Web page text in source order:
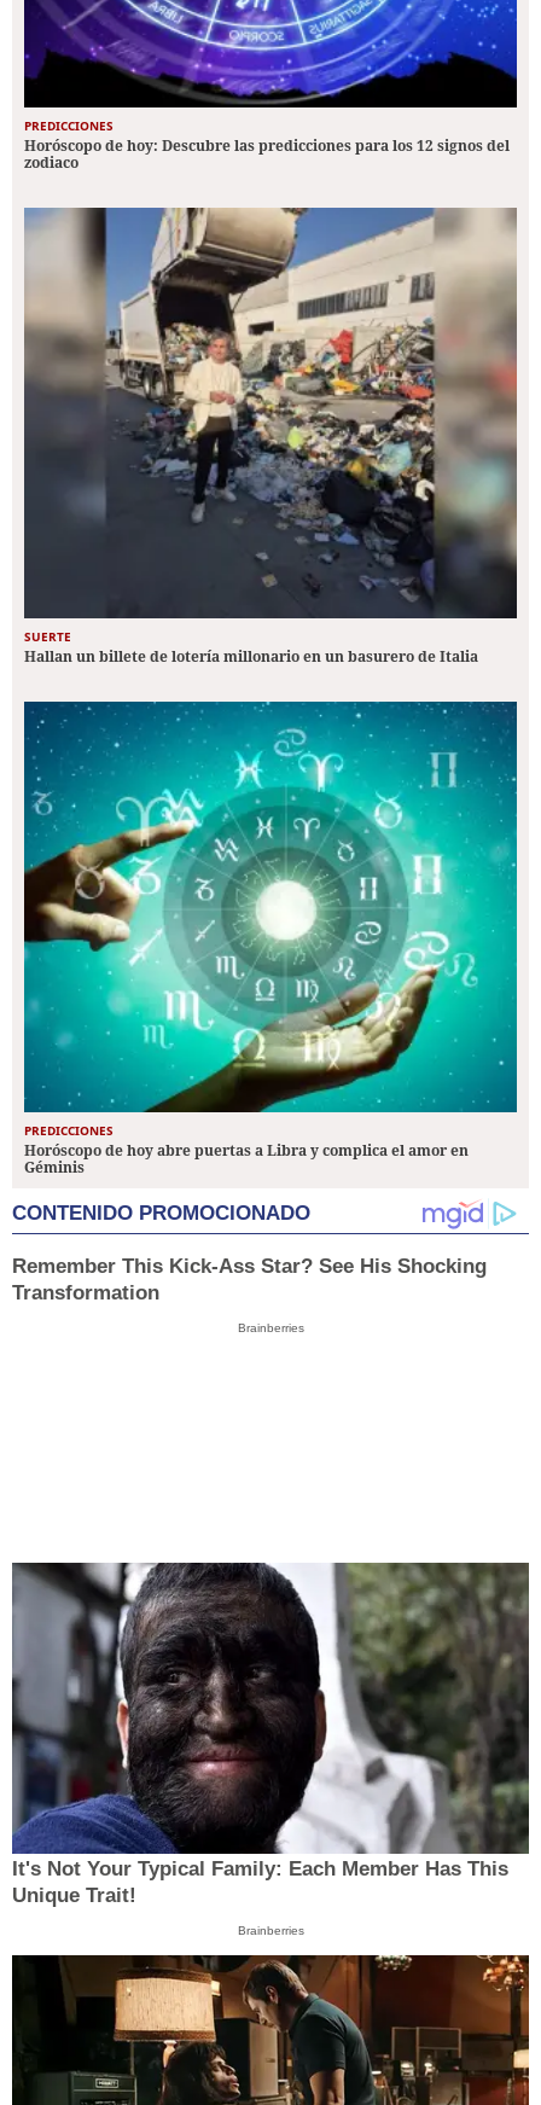
PREDICCIONES
Horóscopo de hoy: Descubre las predicciones para los 12 signos del
zodiaco
SUERTE
Hallan un billete de lotería millonario en un basurero de Italia
PREDICCIONES
Horóscopo de hoy abre puertas a Libra y complica el amor en
Géminis
CONTENIDO PROMOCIONADO
Remember This Kick-Ass Star? See His Shocking
Transformation
Brainberries
It's Not Your Typical Family: Each Member Has This
Unique Trait!
Brainberries